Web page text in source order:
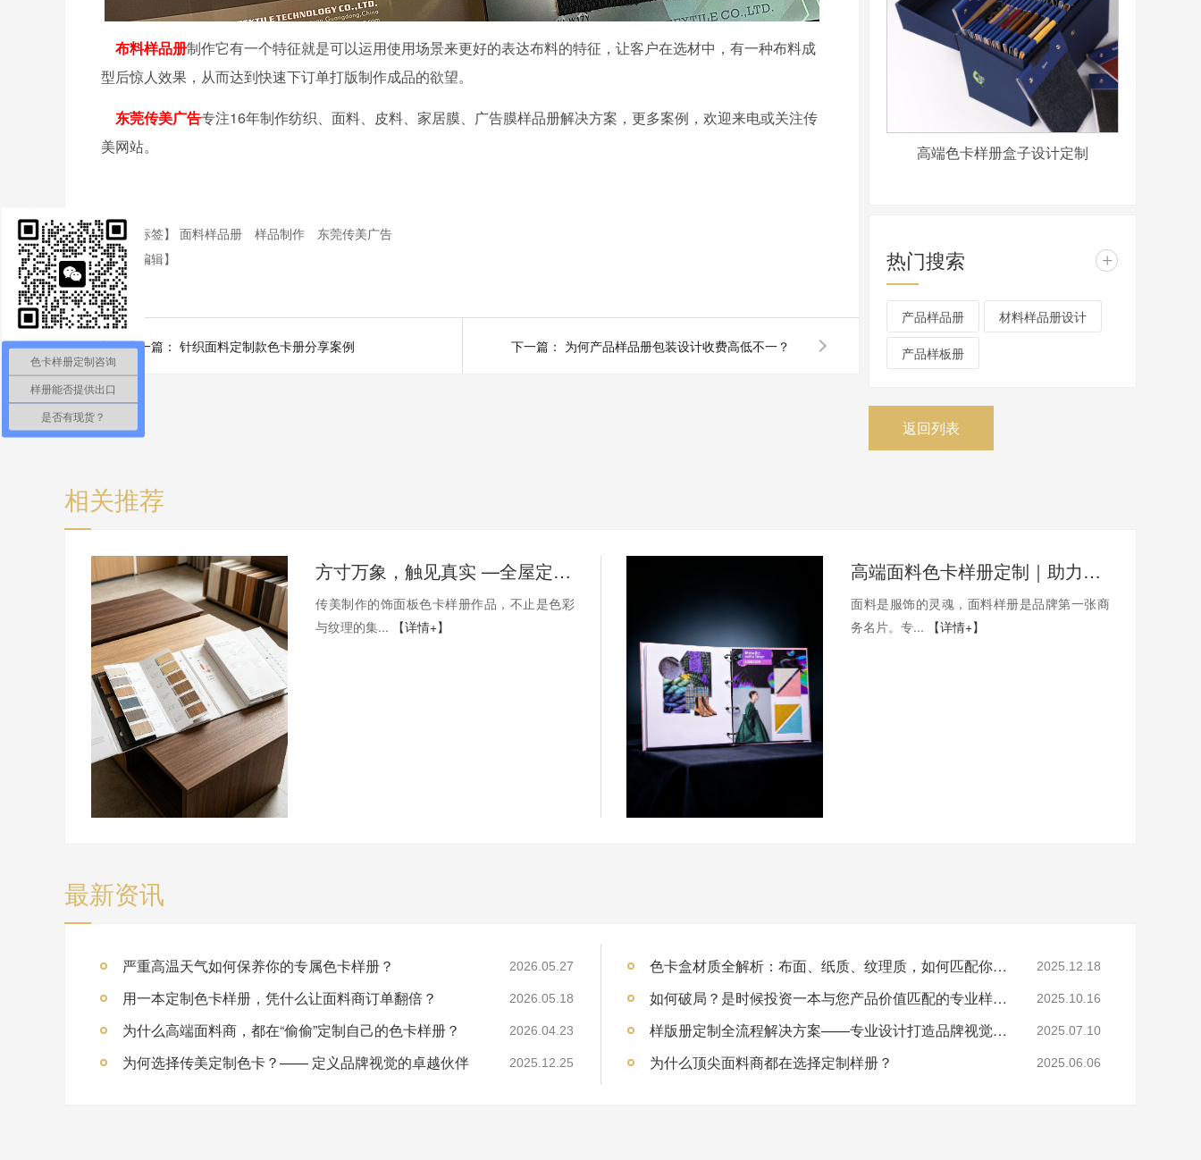
布料样品册制作它有一个特征就是可以运用使用场景来更好的表达布料的特征，让客户在选材中，有一种布料成
型后惊人效果，从而达到快速下订单打版制作成品的欲望。
东莞传美广告专注16年制作纺织、面料、皮料、家居膜、广告膜样品册解决方案，更多案例，欢迎来电或关注传
美网站。
【本文标签】 面料样品册 样品制作
东莞传美广告
【责任编辑】
上一篇： 针织面料定制款色卡册分享案例 下一篇： 为何产品样品册包装设计收费高低不一？
高端色卡样册盒子设计定制
热门搜索 +
产品样品册 材料样品册设计
产品样板册
返回列表
相关推荐
方寸万象，触见真实 —全屋定制饰面板色卡样册定制
传美制作的饰面板色卡样册作品，不止是色彩
与纹理的集...
【详情+】
高端面料色卡样册定制｜助力面料厂商打造品牌质感产品册
面料是服饰的灵魂，面料样册是品牌第一张商
务名片。专...
【详情+】
最新资讯
严重高温天气如何保养你的专属色卡样册？ 2026.05.27
用一本定制色卡样册，凭什么让面料商订单翻倍？ 2026.05.18
为什么高端面料商，都在“偷偷”定制自己的色卡样册？ 2026.04.23
为何选择传美定制色卡？—— 定义品牌视觉的卓越伙伴 2025.12.25
色卡盒材质全解析：布面、纸质、纹理质，如何匹配你的品牌灵魂​ 2025.12.18
如何破局？是时候投资一本与您产品价值匹配的专业样品册了 2025.10.16
样版册定制全流程解决方案——专业设计打造品牌视觉利器 2025.07.10
为什么顶尖面料商都在选择定制样册？ 2025.06.06
色卡样册定制咨询
样册能否提供出口
是否有现货？